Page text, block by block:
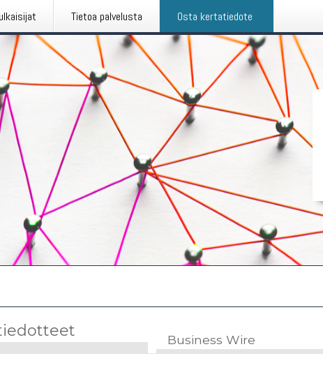
Tietoa palvelusta Osta kertatiedote
Business Wire